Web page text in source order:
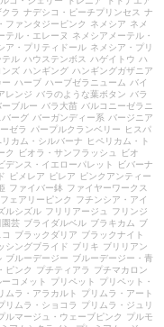
ラ ナデシコ・ピーチプリンセス ナ
ファンタジーピンク ネメシア ネメ
テル・エレーヌ
ネメシアメーテル・
ア・プリティドール ネメシア・プリ
テル ハウステンボス ハゲイトウ ハ
ンズ ハンギング ハンギングガザニア
ハーブ ハーブゼラニューム バイ
レンジ バラのような葉ボタン バラ
ブルー バラ大苗 バルコニーゼラニ
バーグ バーガンディー系 バージニア
ゼラ パープルクランベリー
ヒスパ
リカム・シルバーナ
ヒペリカム・ト
ク ビオラ・サンフラッシュ
ビオ
デンス・イエローパレット
ビバーナ
ピメレア ピレア
ピンクアンティー
ファイバー鉢 ファイヤーワークス
フェアリーピンク
フチンシア・アイ
ルシズル フリリアージュ
フリンジ
園芸 ブライダルベル ブラキカム ブ
ブラックダリア ブラックナイト
シングブライド ブリキ ブリリアン
ブルーデージー ブルーデージー・青
ピンク プチティアラ
プチマカロン
コメット プリペット
プリペット・
ムラ・アラカルト
プリムラ・アート
リムラ・ショコラ
プリムラ・ジュリ
ルマージュ・ウェーブピンク
プルモ